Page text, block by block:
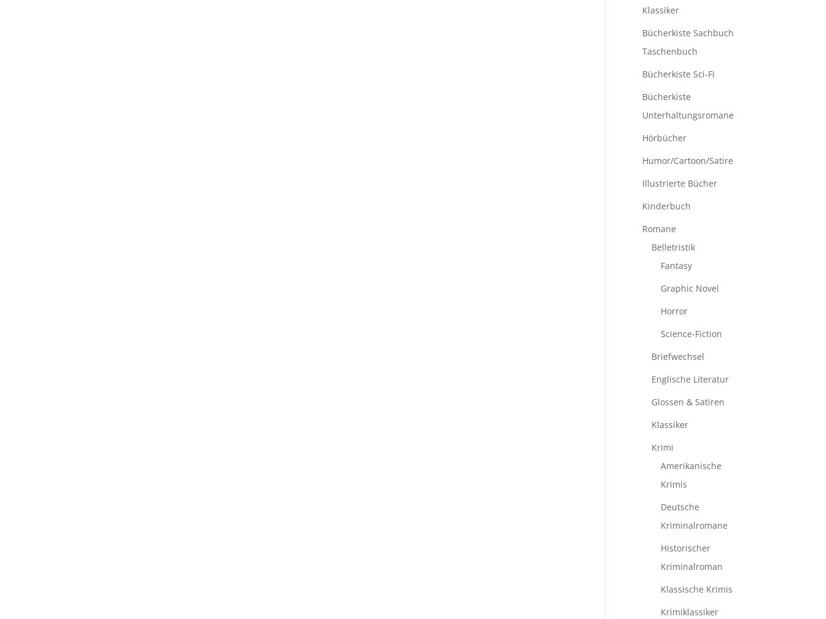
Klassiker
Bücherkiste Sachbuch
Taschenbuch
Bücherkiste Sci-Fi
Bücherkiste
Unterhaltungsromane
Hörbücher
Humor/Cartoon/Satire
Illustrierte Bücher
Kinderbuch
Romane
Belletristik
Fantasy
Graphic Novel
Horror
Science-Fiction
Briefwechsel
Englische Literatur
Glossen & Satiren
Klassiker
Krimi
Amerikanische
Krimis
Deutsche
Kriminalromane
Historischer
Kriminalroman
Klassische Krimis
Krimiklassiker